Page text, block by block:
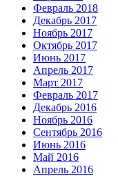
Февраль 2018
Декабрь 2017
Ноябрь 2017
Октябрь 2017
Июнь 2017
Апрель 2017
Март 2017
Февраль 2017
Декабрь 2016
Ноябрь 2016
Сентябрь 2016
Июнь 2016
Май 2016
Апрель 2016